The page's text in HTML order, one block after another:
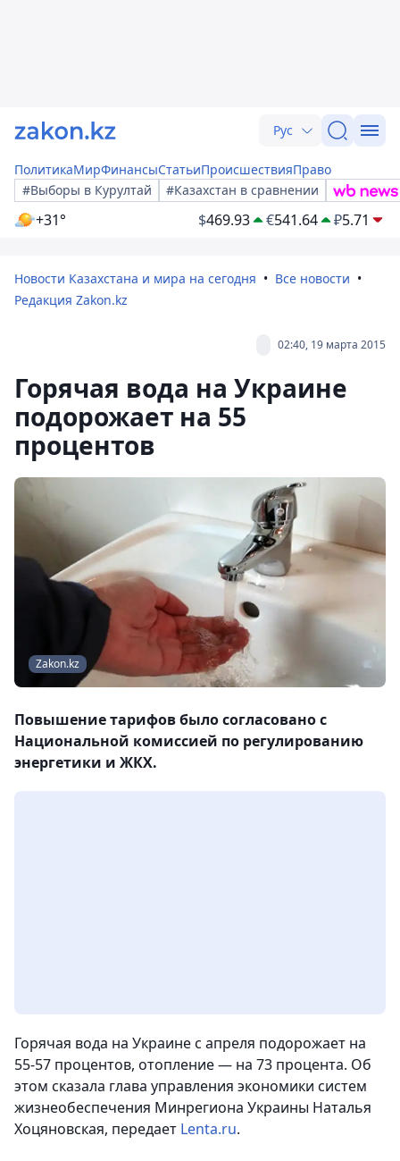
Рус
ПолитикаМирФинансыСтатьиПроисшествияПраво
#Выборы в Курултай
#Казахстан в сравнении
+31° $469.93 €541.64 ₽5.71
Новости Казахстана и мира на сегодня
Все новости
Редакция Zakon.kz
02:40, 19 марта 2015
Горячая вода на Украине
подорожает на 55
процентов
Zakon.kz
Повышение тарифов было согласовано с
Национальной комиссией по регулированию
энергетики и ЖКХ.
Горячая вода на Украине с апреля подорожает на
55-57 процентов, отопление — на 73 процента. Об
этом сказала глава управления экономики систем
жизнеобеспечения Минрегиона Украины Наталья
Хоцяновская, передает Lenta.ru.